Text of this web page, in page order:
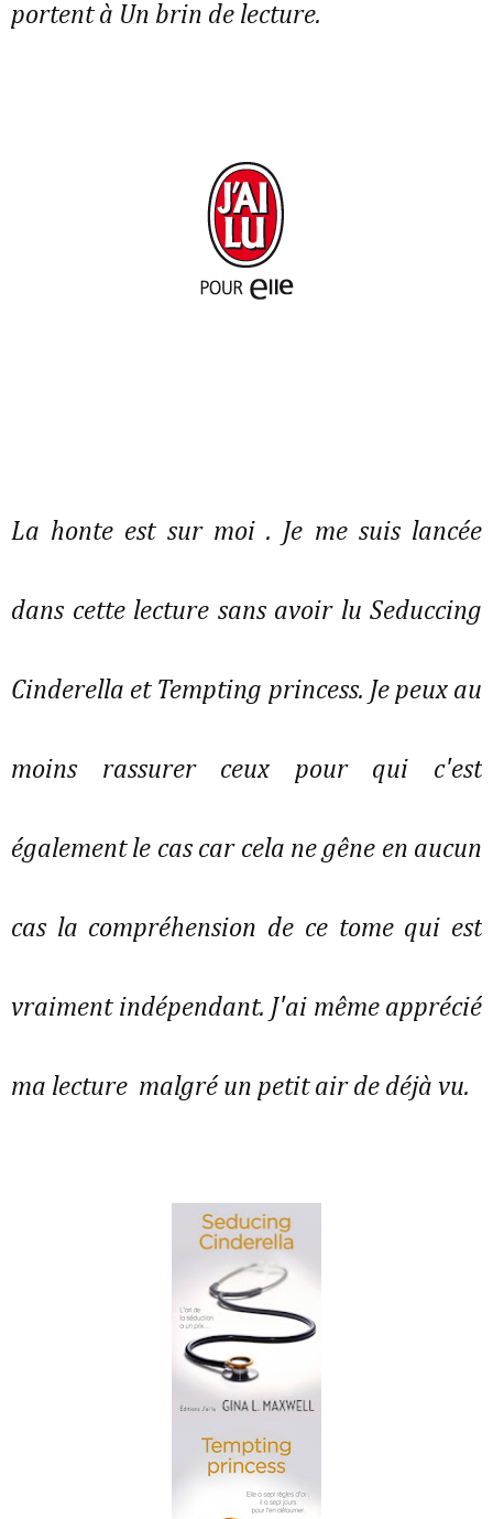
portent à Un brin de lecture.
La honte est sur moi . Je me suis lancée
dans cette lecture sans avoir lu Seduccing
Cinderella et Tempting princess. Je peux au
moins rassurer ceux pour qui c'est
également le cas car cela ne gêne en aucun
cas la compréhension de ce tome qui est
vraiment indépendant. J'ai même apprécié
ma lecture malgré un petit air de déjà vu.